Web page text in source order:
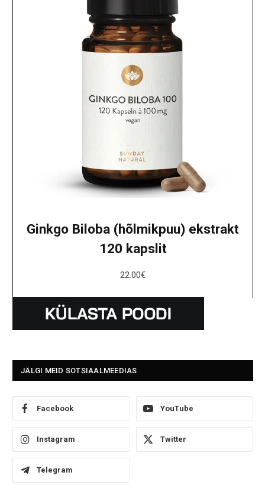
Ginkgo Biloba (hõlmikpuu) ekstrakt
120 kapslit
22.00€
JÄLGI MEID SOTSIAALMEEDIAS
Facebook YouTube
Instagram Twitter
Telegram